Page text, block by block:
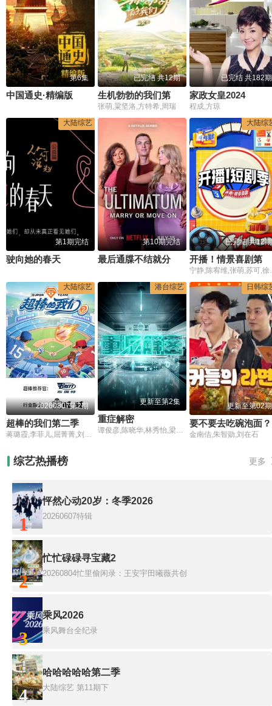
第6集
中国通史·精编版
已完结 共12期
张萌,粱坚洛,方特希,周瑞
已完结 共182期
家政女皇2024
程成,方琼
大陆综艺
第1期完结
驶向她的春天
第10期完结
最后通牒不结就分第四季
大陆综
已完结 共12期
宁静,
大陆综艺
20260807第2期
超棒的我们第二季​
蒋璐霞,李菲儿,屈菁菁,刘维,吴俊霆,赵辰龙
港台综艺
更新至第2集
重症解密
谭俊彦,陈晓华,林秀怡,梁凯晴
日韩综
更新至第02期
要不要去吃碗泡面？
金南佶,朱智勋,刘在石
综艺热播榜 更多
1
怦然心动20岁：冬季2026
20260607特辑
2
忙忙碌碌寻宝藏2
20260804忙里偷闲录：王安宇田曦薇共创
3
乘风2026
乘风舞台全纪录
4
哈哈哈哈哈第二季
大陆综艺 第11期下